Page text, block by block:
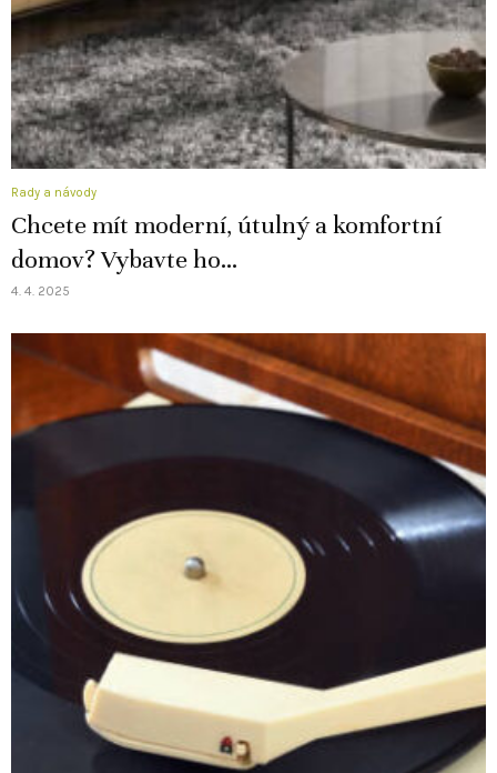
Rady a návody
Chcete mít moderní, útulný a komfortní
domov? Vybavte ho...
4. 4. 2025